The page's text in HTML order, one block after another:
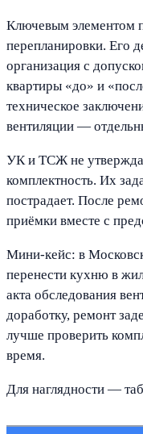
Ключевым элементом
перепланировки. Его
организация с
квартиры «до» и
техническое
вентиляции —
УК и ТСЖ не
комплектность. Их
пострадает. После
приёмки вместе с
Мини-кейс: в
перенести кухню в
акта обследования
доработку, ремонт
лучше проверить
время.
Для наглядности —